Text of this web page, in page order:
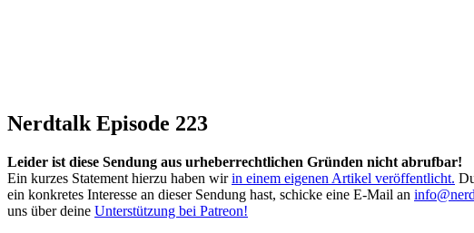
Nerdtalk Episode 223
Leider ist diese Sendung aus urheberrechtlichen Gründen nicht abrufbar!
Ein kurzes Statement hierzu haben wirin einem eigenen Artikel veröffentlicht.
ein konkretes Interesse an dieser Sendung hast, schicke eine E-Mail an
uns über deine Unterstützung bei Patreon!